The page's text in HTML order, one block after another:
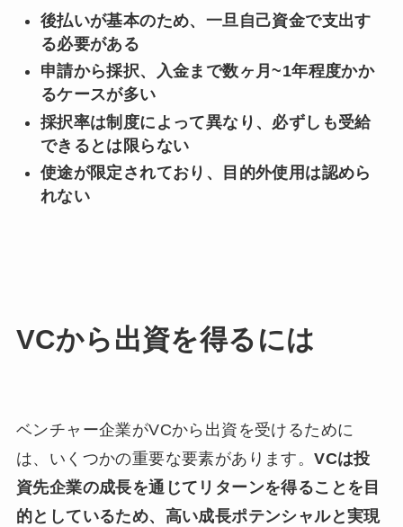
後払いが基本のため、一旦自己資金で支出す
る必要がある
申請から採択、入金まで数ヶ月~1年程度かか
るケースが多い
採択率は制度によって異なり、必ずしも受給
できるとは限らない
使途が限定されており、目的外使用は認めら
れない
VCから出資を得るには
ベンチャー企業がVCから出資を受けるために
は、いくつかの重要な要素があります。VCは投
資先企業の成長を通じてリターンを得ることを目
的としているため、高い成長ポテンシャルと実現